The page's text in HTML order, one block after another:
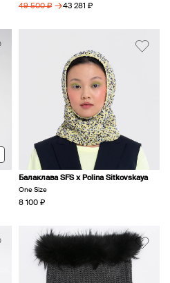
49 500 ₽ → 43 281 ₽
Балаклава SFS х Polina Sitkovskaya
One Size
8 100 ₽